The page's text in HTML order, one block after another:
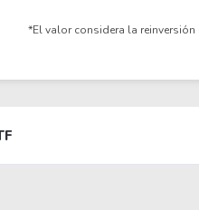
*El valor considera la